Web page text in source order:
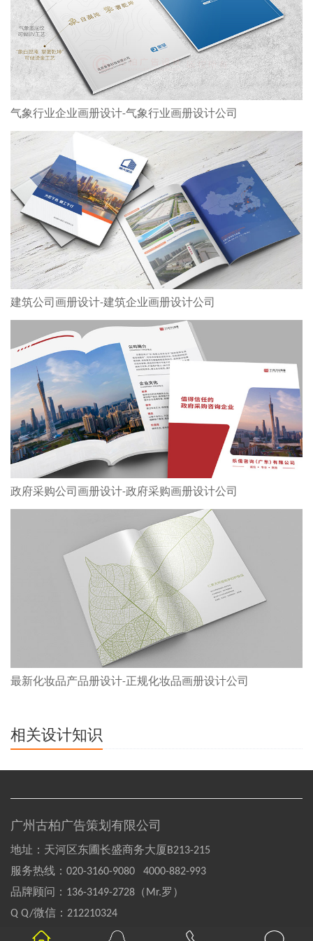
气象行业企业画册设计-气象行业画册设计公司
建筑公司画册设计-建筑企业画册设计公司
政府采购公司画册设计-政府采购画册设计公司
最新化妆品产品册设计-正规化妆品画册设计公司
相关设计知识
广州古柏广告策划有限公司
地址：天河区东圃长盛商务大厦B213-215
服务热线： 020-3160-9080 4000-882-993
品牌顾问： 136-3149-2728（Mr.罗）
Q Q/微信： 212210324
Copyright©2004-2020 GOOBAI Inc.All rights reserved